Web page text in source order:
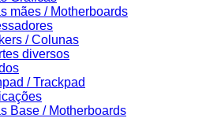
mães / Motherboards
/ Colunas
diversos
/ Trackpad
Base / Motherboards